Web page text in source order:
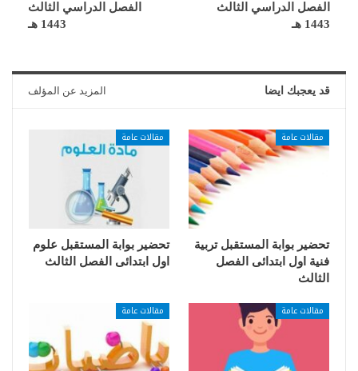
الفصل الدراسي الثالث
1443 هـ
الفصل الدراسي الثالث
1443 هـ
قد يعجبك ايضا المزيد عن المؤلف
مقالات عامة
تحضير بوابة المستقبل تربية
فنية اول ابتدائى الفصل
الثالث
مقالات عامة
تحضير بوابة المستقبل علوم
اول ابتدائى الفصل الثالث
مقالات عامة مقالات عامة